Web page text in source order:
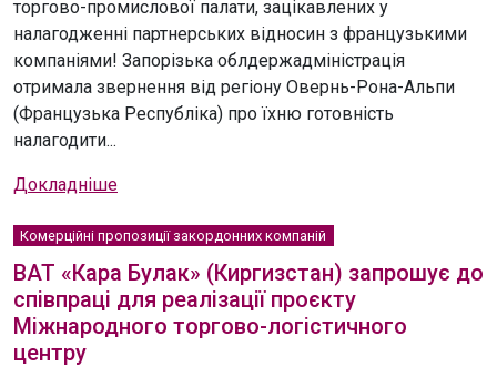
торгово-промислової палати, зацікавлених у
налагодженні партнерських відносин з французькими
компаніями! Запорізька облдержадміністрація
отримала звернення від регіону Овернь-Рона-Альпи
(Французька Республіка) про їхню готовність
налагодити...
Докладніше
Комерційні пропозиції закордонних компаній
ВАТ «Кара Булак» (Киргизстан) запрошує до
співпраці для реалізації проєкту
Міжнародного торгово-логістичного
центру